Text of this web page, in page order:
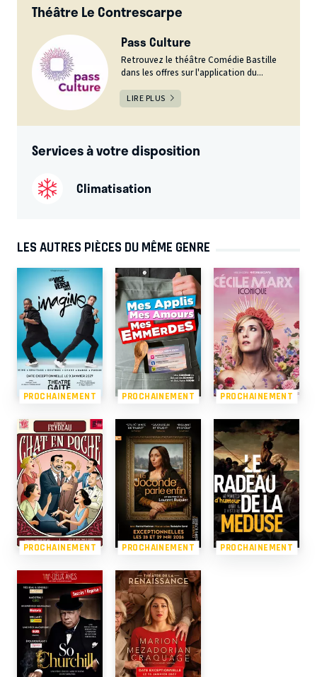
Théâtre Le Contrescarpe
Pass Culture
Retrouvez le théâtre Comédie Bastille
dans les offres sur l'application du...
LIRE PLUS
Services à votre disposition
Climatisation
LES AUTRES PIÈCES DU MÊME GENRE
PROCHAINEMENT PROCHAINEMENT PROCHAINEMENT
PROCHAINEMENT PROCHAINEMENT PROCHAINEMENT